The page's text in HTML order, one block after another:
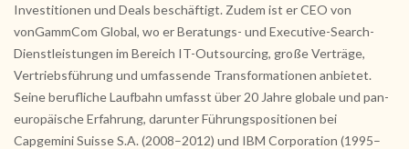
Investitionen und Deals beschäftigt. Zudem ist er CEO von
vonGammCom Global, wo er Beratungs- und Executive-Search-
Dienstleistungen im Bereich IT-Outsourcing, große Verträge,
Vertriebsführung und umfassende Transformationen anbietet.
Seine berufliche Laufbahn umfasst über 20 Jahre globale und pan-
europäische Erfahrung, darunter Führungspositionen bei
Capgemini Suisse S.A. (2008–2012) und IBM Corporation (1995–